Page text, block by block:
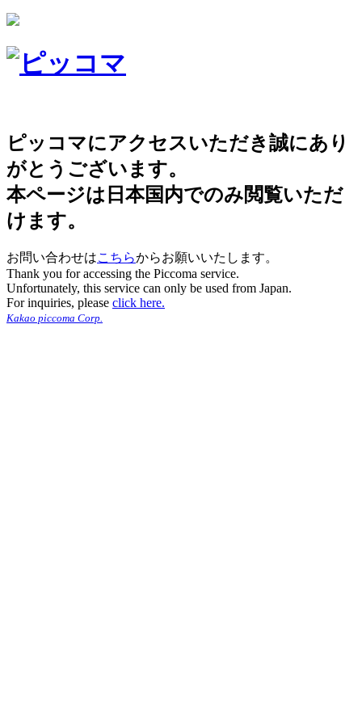
ピッコマにアクセスいただき誠にあり
がとうございます。
本ページは日本国内でのみ閲覧いただ
けます。
お問い合わせはこちらからお願いいたします。
Thank you for accessing the Piccoma service.
Unfortunately, this service can only be used from Japan.
For inquiries, please click here.
Kakao piccoma Corp.